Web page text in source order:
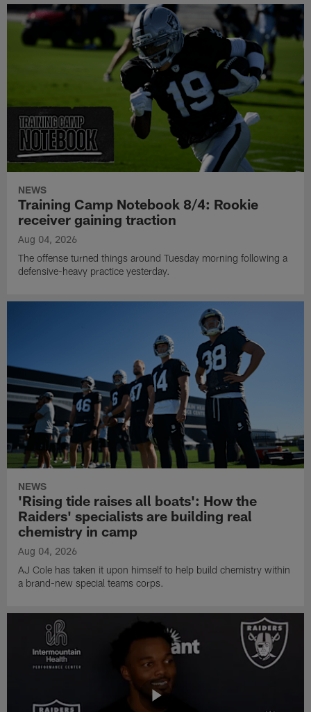
NEWS
Training Camp Notebook 8/4: Rookie
receiver gaining traction
Aug 04, 2026
The offense turned things around Tuesday morning following a
defensive-heavy practice yesterday.
NEWS
'Rising tide raises all boats': How the
Raiders' specialists are building real
chemistry in camp
Aug 04, 2026
AJ Cole has taken it upon himself to help build chemistry within
a brand-new special teams corps.